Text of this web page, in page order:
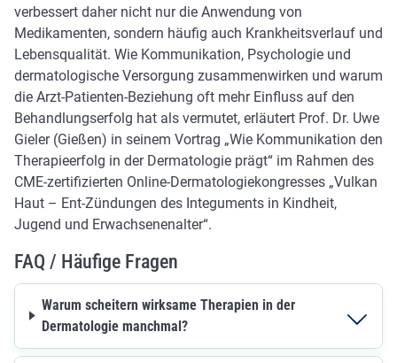
verbessert daher nicht nur die Anwendung von
Medikamenten, sondern häufig auch Krankheitsverlauf und
Lebensqualität. Wie Kommunikation, Psychologie und
dermatologische Versorgung zusammenwirken und warum
die Arzt-Patienten-Beziehung oft mehr Einfluss auf den
Behandlungserfolg hat als vermutet, erläutert Prof. Dr. Uwe
Gieler (Gießen) in seinem Vortrag „Wie Kommunikation den
Therapieerfolg in der Dermatologie prägt“ im Rahmen des
CME-zertifizierten Online-Dermatologiekongresses „Vulkan
Haut – Ent-Zündungen des Integuments in Kindheit,
Jugend und Erwachsenenalter“.
FAQ / Häufige Fragen
Warum scheitern wirksame Therapien in der
Dermatologie manchmal?